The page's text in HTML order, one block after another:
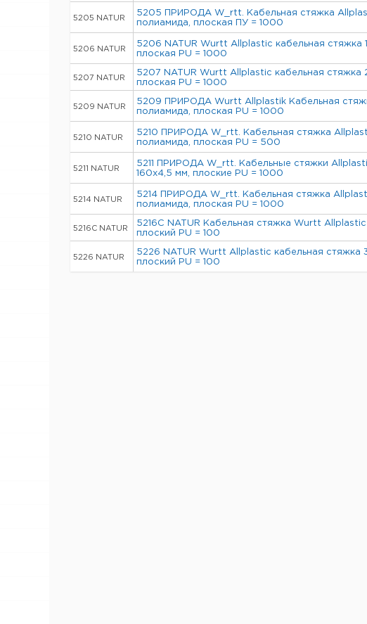
5205 NATUR
5205 ПРИРОДА W_rtt. Кабельная стяжка
полиамида, плоская ПУ = 1000
5206 NATUR
5206 NATUR Wurtt Allplastic кабельная стяжка
плоская PU = 1000
5207 NATUR
5207 NATUR Wurtt Allplastic кабельная стяжка
плоская PU = 1000
5209 NATUR
5209 ПРИРОДА Wurtt Allplastik Кабельная
полиамида, плоская PU = 1000
5210 NATUR
5210 ПРИРОДА W_rtt. Кабельная стяжка
полиамида, плоская PU = 500
5211 NATUR
5211 ПРИРОДА W_rtt. Кабельные стяжки
160х4,5 мм, плоские PU = 1000
5214 NATUR
5214 ПРИРОДА W_rtt. Кабельная стяжка
полиамида, плоская PU = 1000
5216C NATUR
5216C NATUR Кабельная стяжка Wurtt
плоский PU = 100
5226 NATUR
5226 NATUR Wurtt Allplastic кабельная стяжка
плоский PU = 100